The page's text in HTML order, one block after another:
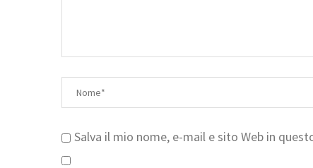
Salva il mio nome, e-mail e sito Web in